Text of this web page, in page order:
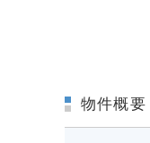
物件概要